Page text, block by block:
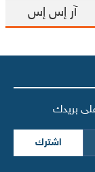
آر إس إس
بريدك
اشترك